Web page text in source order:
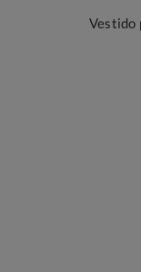
Vestido